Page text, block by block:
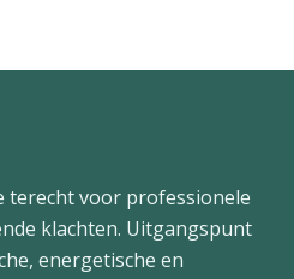
terecht voor professionele
klachten. Uitgangspunt
energetische en